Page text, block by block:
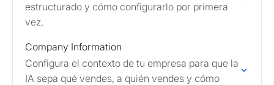
estructurado y cómo configurarlo por primera
vez.
Company Information
Configura el contexto de tu empresa para que la
IA sepa qué vendes, a quién vendes y cómo